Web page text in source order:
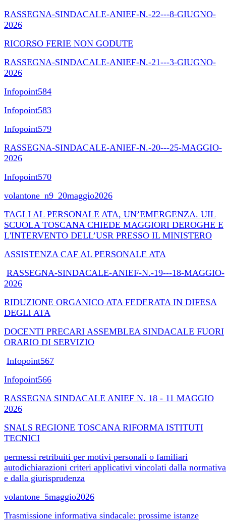
RASSEGNA-SINDACALE-ANIEF-N.-22---8-GIUGNO-
2026
RICORSO FERIE NON GODUTE
RASSEGNA-SINDACALE-ANIEF-N.-21---3-GIUGNO-
2026
Infopoint584
Infopoint583
Infopoint579
RASSEGNA-SINDACALE-ANIEF-N.-20---25-MAGGIO-
2026
Infopoint570
volantone_n9_20maggio2026
TAGLI AL PERSONALE ATA, UN’EMERGENZA. UIL
SCUOLA TOSCANA CHIEDE MAGGIORI DEROGHE E
L'INTERVENTO DELL’USR PRESSO IL MINISTERO
ASSISTENZA CAF AL PERSONALE ATA
RASSEGNA-SINDACALE-ANIEF-N.-19---18-MAGGIO-
2026
RIDUZIONE ORGANICO ATA FEDERATA IN DIFESA
DEGLI ATA
DOCENTI PRECARI ASSEMBLEA SINDACALE FUORI
ORARIO DI SERVIZIO
Infopoint567
Infopoint566
RASSEGNA SINDACALE ANIEF N. 18 - 11 MAGGIO
2026
SNALS REGIONE TOSCANA RIFORMA ISTITUTI
TECNICI
permessi retribuiti per motivi personali o familiari
autodichiarazioni criteri applicativi vincolati dalla normativa
e dalla giurisprudenza
volantone_5maggio2026
Trasmissione informativa sindacale: prossime istanze